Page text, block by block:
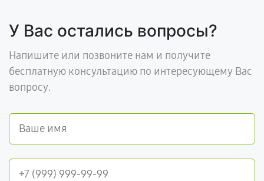
У Вас остались вопросы?
Напишите или позвоните нам и получите
бесплатную консультацию по интересующему Вас
вопросу.